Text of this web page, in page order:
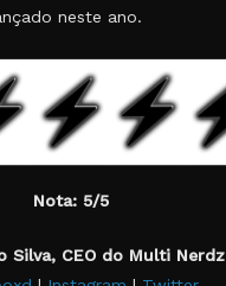
neste ano.
Nota: 5/5
Silva, CEO do Multi Nerdz